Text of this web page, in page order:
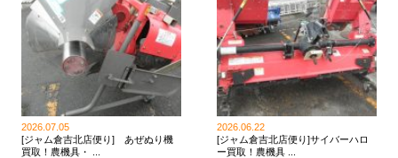
2026.07.05
[ジャム倉吉北店便り] あぜぬり機
買取！農機具・ ...
2026.06.22
[ジャム倉吉北店便り]サイバーハロ
ー買取！農機具 ...